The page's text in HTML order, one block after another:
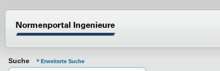
Suche Erweiterte Suche